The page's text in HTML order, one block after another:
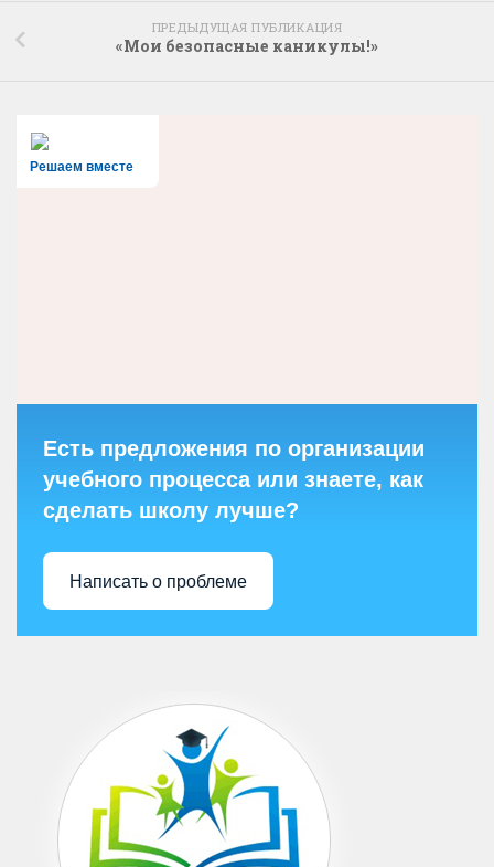
ПРЕДЫДУЩАЯ ПУБЛИКАЦИЯ
«Мои безопасные каникулы!»
Решаем вместе
Есть предложения по организации
учебного процесса или знаете, как
сделать школу лучше?
Написать о проблеме